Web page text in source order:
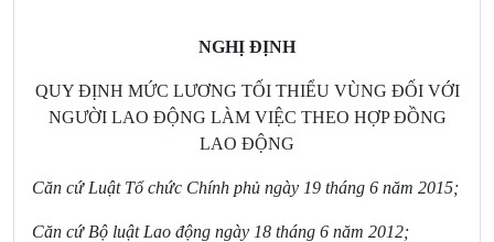
NGHỊ ĐỊNH
QUY ĐỊNH MỨC LƯƠNG TỐI THIỂU VÙNG ĐỐI VỚI
NGƯỜI LAO ĐỘNG LÀM VIỆC THEO HỢP ĐỒNG
LAO ĐỘNG
Căn cứ Luật Tổ chức Chính phủ ngày 19 tháng 6 năm 2015;
Căn cứ Bộ luật Lao động ngày 18 tháng 6 năm 2012;